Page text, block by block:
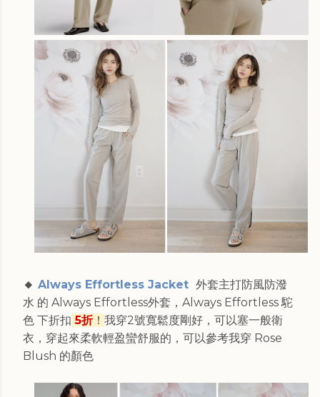
🔸 Always Effortless Jacket 外套主打防風防潑
水 的 Always Effortless外套，Always Effortless 駝
色 下折扣 5折！ 我穿2號寬鬆度剛好，可以塞一般衛
衣，穿起來柔軟輕盈蠻舒服的，可以參考我穿 Rose
Blush 的顏色